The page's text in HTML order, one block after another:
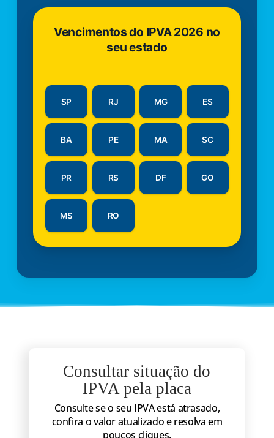
Vencimentos do IPVA 2026 no
seu estado
SP RJ MG ES
BA PE MA SC
PR RS DF GO
MS RO
Consultar situação do
IPVA pela placa
Consulte se o seu IPVA está atrasado,
confira o valor atualizado e resolva em
poucos cliques.